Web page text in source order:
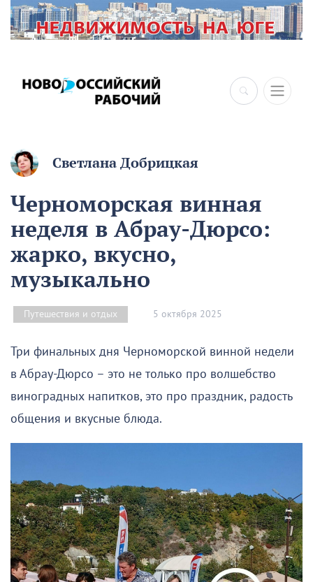
×
Светлана Добрицкая
Черноморская винная
неделя в Абрау-Дюрсо:
жарко, вкусно,
музыкально
Путешествия и отдых 5 октября 2025
Три финальных дня Черноморской винной недели
в Абрау-Дюрсо – это не только про волшебство
виноградных напитков, это про праздник, радость
общения и вкусные блюда.